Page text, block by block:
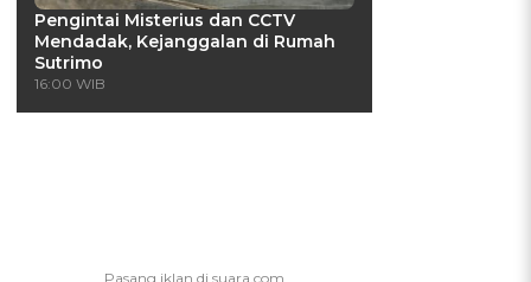
Pengintai Misterius dan CCTV
Mendadak, Kejanggalan di Rumah
Sutrimo
16:00 WIB